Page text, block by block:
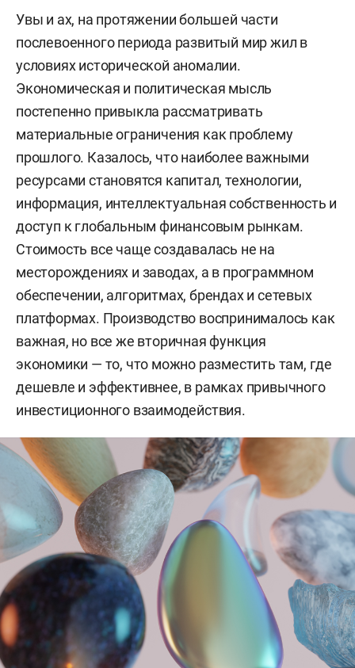
Увы и ах, на протяжении большей части
послевоенного периода развитый мир жил в
условиях исторической аномалии.
Экономическая и политическая мысль
постепенно привыкла рассматривать
материальные ограничения как проблему
прошлого. Казалось, что наиболее важными
ресурсами становятся капитал, технологии,
информация, интеллектуальная собственность и
доступ к глобальным финансовым рынкам.
Стоимость все чаще создавалась не на
месторождениях и заводах, а в программном
обеспечении, алгоритмах, брендах и сетевых
платформах. Производство воспринималось как
важная, но все же вторичная функция
экономики — то, что можно разместить там, где
дешевле и эффективнее, в рамках привычного
инвестиционного взаимодействия.